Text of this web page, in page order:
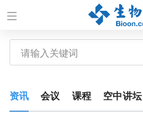
资讯 会议 课程 空中讲坛